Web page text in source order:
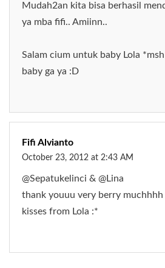
Mudah2an kita bisa berhasil
ya mba fifi.. Amiinn..
Salam cium untuk baby Lola
baby ga ya :D
Fifi Alvianto
October 23, 2012 at 2:43 AM
@Sepatukelinci & @Lina
thank youuu very berry muchhhh
kisses from Lola :*